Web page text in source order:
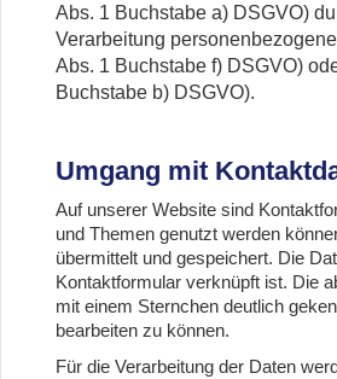
Abs. 1 Buchstabe a) DSGVO)
Verarbeitung
Abs. 1 Buchstabe f) DSGVO)
Buchstabe b) DSGVO).
Umgang mit
Auf unserer Website sind
und Themen genutzt werden
übermittelt und gespeichert. Die
Kontaktformular verknüpft ist. Die
mit einem Sternchen deutlich
bearbeiten zu können.
Für die Verarbeitung der Daten